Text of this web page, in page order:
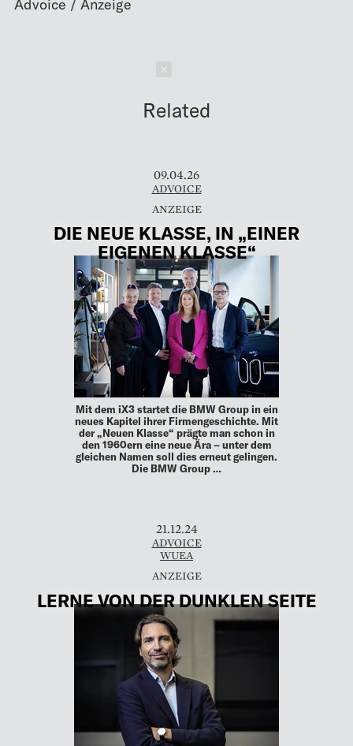
Related
09.04.26
ADVOICE
DIE NEUE KLASSE, IN „EINER
EIGENEN KLASSE“
Mit dem iX3 startet die BMW Group in ein
neues Kapitel ihrer Firmengeschichte. Mit
der „Neuen Klasse“ prägte man schon in
den 1960ern eine neue Ära – unter dem
gleichen Namen soll dies erneut gelingen.
Die BMW Group …
21.12.24
ADVOICE
WUEA
LERNE VON DER DUNKLEN SEITE